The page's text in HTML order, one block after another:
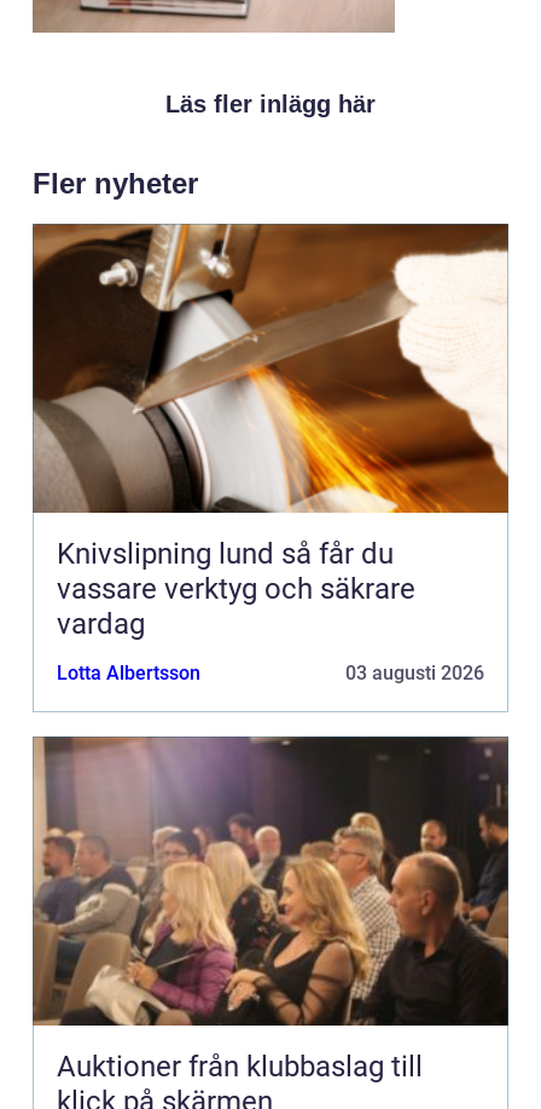
Läs fler inlägg här
Fler nyheter
Knivslipning lund så får du
vassare verktyg och säkrare
vardag
Lotta Albertsson 03 augusti 2026
Auktioner från klubbaslag till
klick på skärmen